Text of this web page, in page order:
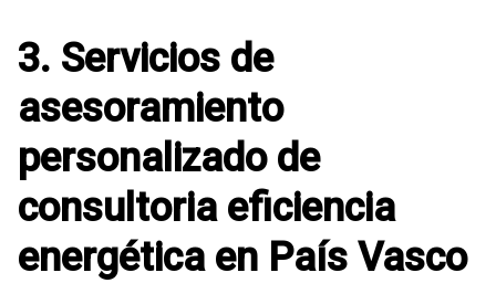
3. Servicios de
asesoramiento
personalizado de
consultoria eficiencia
energética en País Vasco